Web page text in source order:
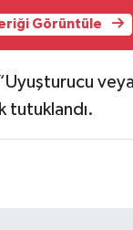
Görüntüle
tutuklandı.